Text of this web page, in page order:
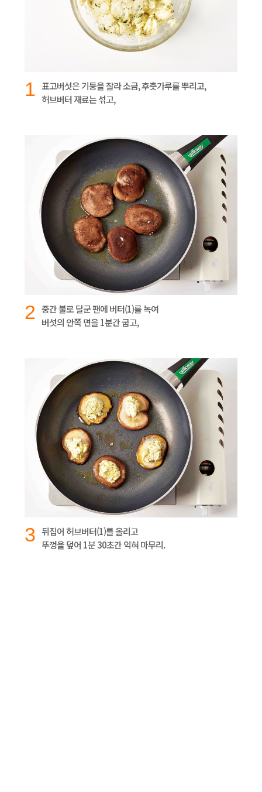
1 표고버섯은 기둥을 잘라 소금, 후춧가루를 뿌리고,
허브버터 재료는 섞고,
2 중간 불로 달군 팬에 버터(1)를 녹여
버섯의 안쪽 면을 1분간 굽고,
3 뒤집어 허브버터(1)를 올리고
뚜껑을 덮어 1분 30초간 익혀 마무리.